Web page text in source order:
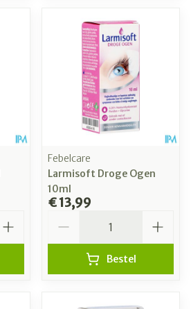
Febelcare
Larmisoft Droge Ogen
10ml
€ 13,99
Bestel